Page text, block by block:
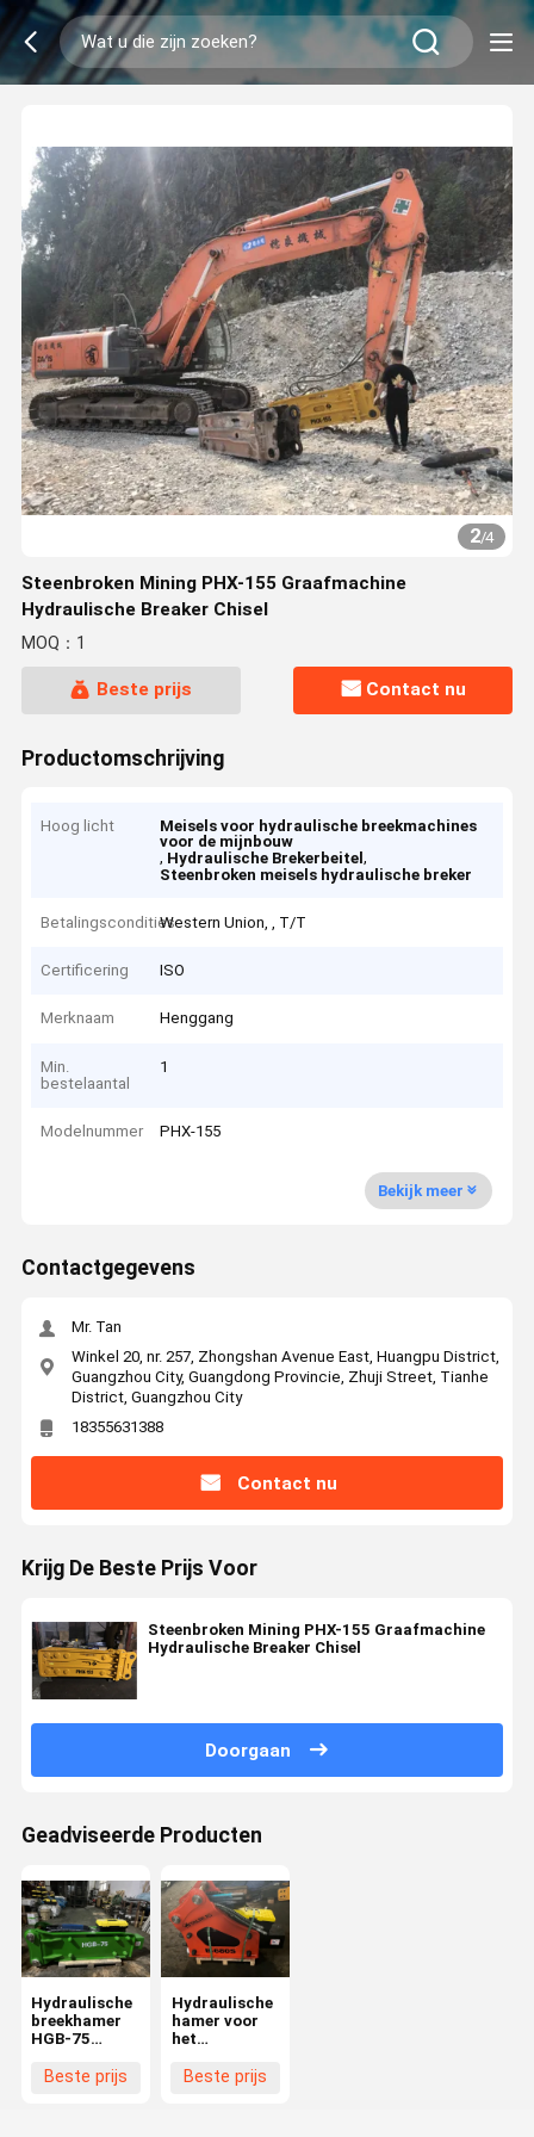
2/4
Steenbroken Mining PHX-155 Graafmachine
Hydraulische Breaker Chisel
MOQ：1
Beste prijs Contact nu
Productomschrijving
Hoog licht
Meisels voor hydraulische breekmachines
voor de mijnbouw
, Hydraulische Brekerbeitel,
Steenbroken meisels hydraulische breker
BetalingsconditiesWestern Union, , T/T
Certificering ISO
Merknaam Henggang
Min.
bestelaantal
1
Modelnummer PHX-155
Bekijk meer
Contactgegevens
Mr. Tan
Winkel 20, nr. 257, Zhongshan Avenue East, Huangpu District,
Guangzhou City, Guangdong Provincie, Zhuji Street, Tianhe
District, Guangzhou City
18355631388
Contact nu
Krijg De Beste Prijs Voor
Steenbroken Mining PHX-155 Graafmachine
Hydraulische Breaker Chisel
Doorgaan
Geadviseerde Producten
Hydraulische
breekhamer
HGB-75
graafmachine
Beste prijs
Hydraulische
hamer voor
het
Chisel B-680S
Beste prijs